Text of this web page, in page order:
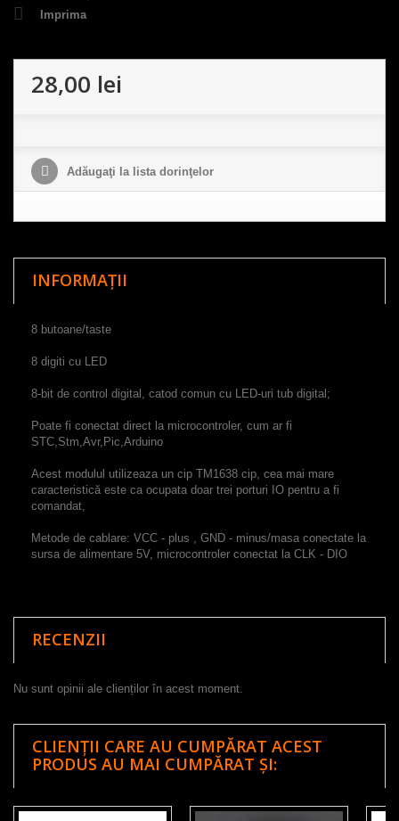
Imprima
28,00 lei
Adăugaţi la lista dorinţelor
INFORMAȚII
8 butoane/taste
8 digiti cu LED
8-bit de control digital, catod comun cu LED-uri tub digital;
Poate fi conectat direct la microcontroler, cum ar fi
STC,Stm,Avr,Pic,Arduino
Acest modulul utilizeaza un cip TM1638 cip, cea mai mare
caracteristică este ca ocupata doar trei porturi IO pentru a fi
comandat,
Metode de cablare: VCC - plus , GND - minus/masa conectate la
sursa de alimentare 5V, microcontroler conectat la CLK - DIO
RECENZII
Nu sunt opinii ale clienților în acest moment.
CLIENȚII CARE AU CUMPĂRAT ACEST
PRODUS AU MAI CUMPĂRAT ȘI: